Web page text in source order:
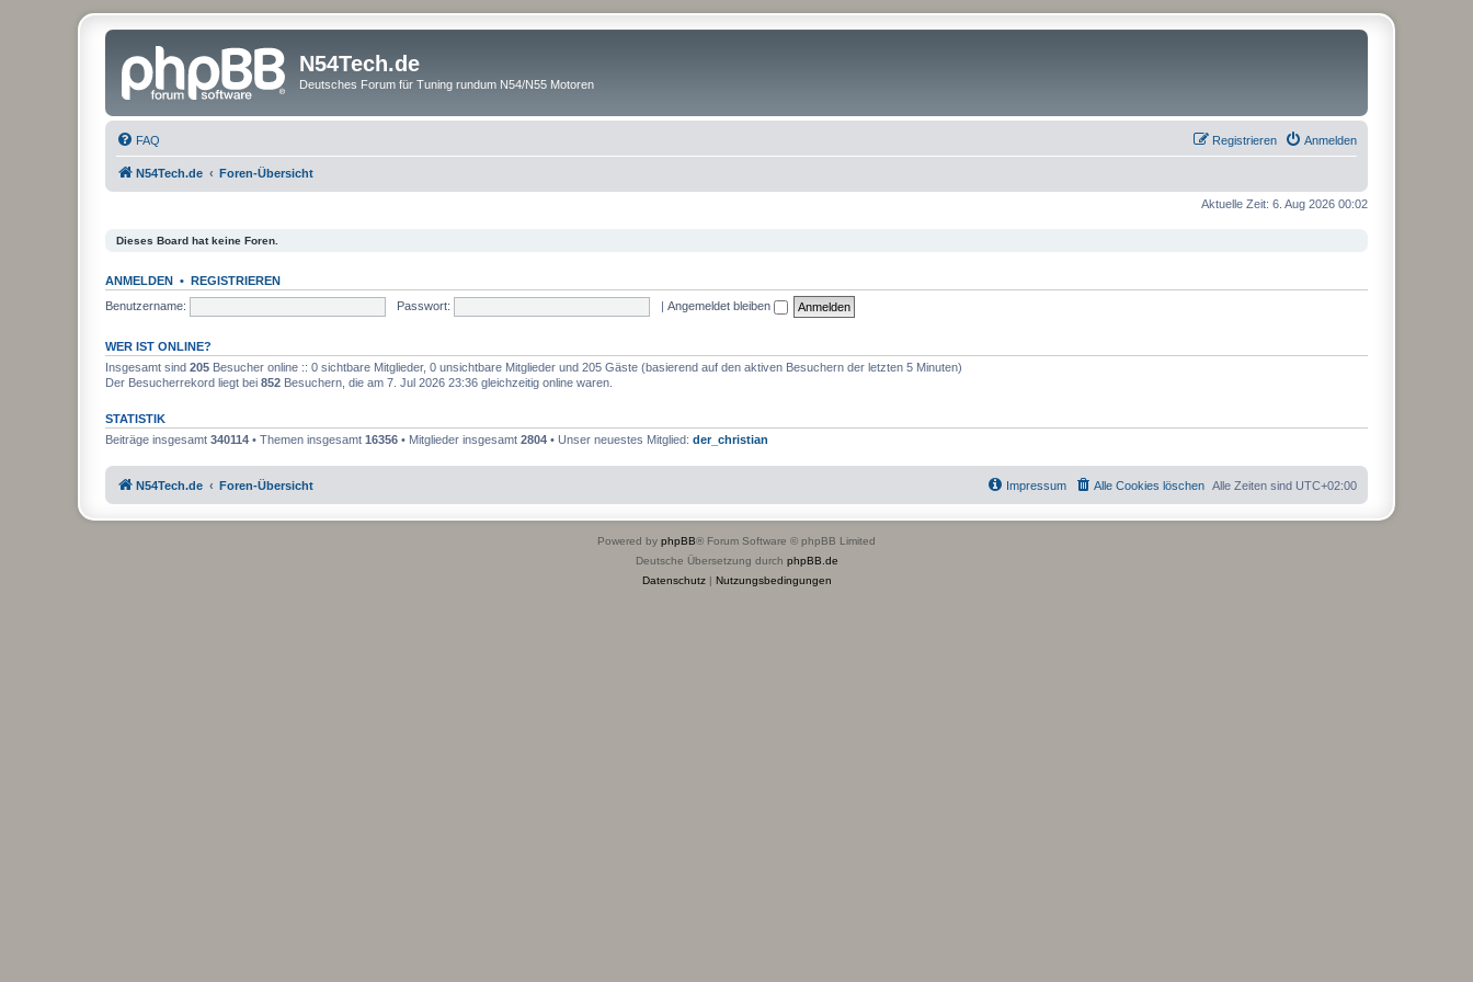
N54Tech.de
Deutsches Forum für Tuning rundum N54/N55 Motoren
FAQ Anmelden
Registrieren
N54Tech.de Foren-Übersicht
Aktuelle Zeit: 6. Aug 2026 00:02
Dieses Board hat keine Foren.
ANMELDEN • REGISTRIEREN
Benutzername:
Passwort: | Angemeldet bleiben
WER IST ONLINE?
Insgesamt sind 205 Besucher online :: 0 sichtbare Mitglieder, 0 unsichtbare Mitglieder und 205 Gäste (basierend auf den aktiven Besuchern der letzten 5 Minuten)
Der Besucherrekord liegt bei 852 Besuchern, die am 7. Jul 2026 23:36 gleichzeitig online waren.
STATISTIK
Beiträge insgesamt 340114 • Themen insgesamt 16356 • Mitglieder insgesamt 2804 • Unser neuestes Mitglied: der_christian
N54Tech.de Foren-Übersicht Alle Zeiten sind UTC+02:00
Alle Cookies löschen
Impressum
Powered by phpBB® Forum Software © phpBB Limited
Deutsche Übersetzung durch phpBB.de
Datenschutz| Nutzungsbedingungen